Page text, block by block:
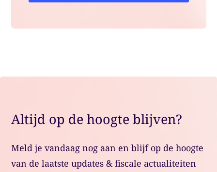
Altijd op de hoogte blijven?
Meld je vandaag nog aan en blijf op de hoogte
van de laatste updates & fiscale actualiteiten